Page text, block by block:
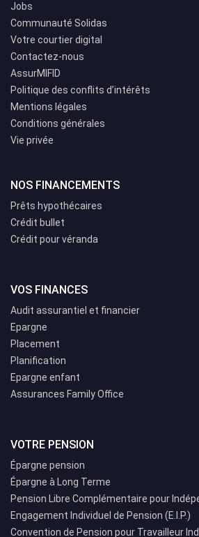
Jobs
Communauté Solidas
Votre courtier digital
Contactez-nous
AssurMIFID
Politique des conflits d’intérêts
Mentions légales
Conditions générales
Vie privée
NOS FINANCEMENTS
Prêts hypothécaires
Crédit bullet
Crédit pour véranda
VOS FINANCES
Audit assurantiel et financier
Epargne
Placement
Planification
Epargne enfant
Assurances Family Office
VOTRE PENSION
Épargne pension
Épargne à Long Terme
Pension Libre Complémentaire pour
Engagement Individuel de Pension (E.I.P.)
Convention de Pension pour Travailleur